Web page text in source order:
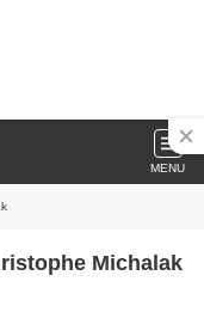
MENU
Michalak